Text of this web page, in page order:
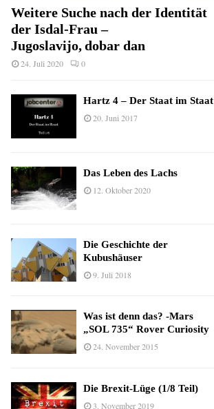
Weitere Suche nach der Identität
der Isdal-Frau –
Jugoslavijo, dobar dan
24. Juli 2020 0
Hartz 4 – Der Staat im Staat
20. Juni 2017
Das Leben des Lachs
12. Oktober 2020
Die Geschichte der
Kubushäuser
9. Juli 2018
Was ist denn das? -Mars
„SOL 735“ Rover Curiosity
24. November 2015
Die Brexit-Lüge (1/8 Teil)
3. November 2019